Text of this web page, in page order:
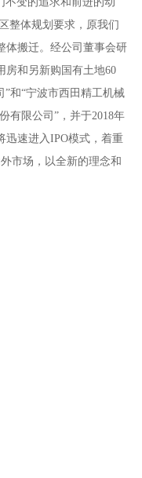
整体规划要求，原我们
体搬迁。经公司董事会研
房和另新购国有土地60
和“宁波市西田精工机械
有限公司”，并于2018年
迅速进入IPO模式，着重
市场，以全新的理念和